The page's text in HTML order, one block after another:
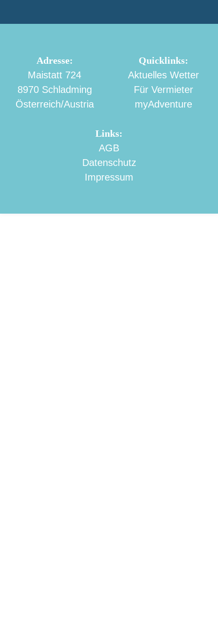
Adresse:
Maistatt 724
8970 Schladming
Österreich/Austria
Quicklinks:
Aktuelles Wetter
Für Vermieter
myAdventure
Links:
AGB
Datenschutz
Impressum